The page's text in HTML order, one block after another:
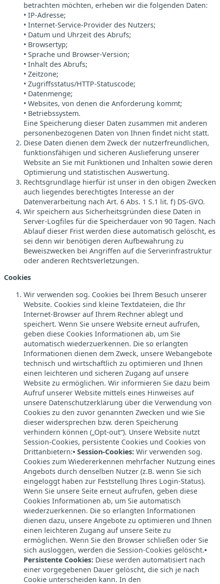
betrachten möchten, erheben wir die folgenden Daten:
• IP-Adresse;
• Internet-Service-Provider des Nutzers;
• Datum und Uhrzeit des Abrufs;
• Browsertyp;
• Sprache und Browser-Version;
• Inhalt des Abrufs;
• Zeitzone;
• Zugriffsstatus/HTTP-Statuscode;
• Datenmenge;
• Websites, von denen die Anforderung kommt;
• Betriebssystem.
Eine Speicherung dieser Daten zusammen mit anderen
personenbezogenen Daten von Ihnen findet nicht statt.
Diese Daten dienen dem Zweck der nutzerfreundlichen,
funktionsfähigen und sicheren Auslieferung unserer
Website an Sie mit Funktionen und Inhalten sowie deren
Optimierung und statistischen Auswertung.
Rechtsgrundlage hierfür ist unser in den obigen Zwecken
auch liegendes berechtigtes Interesse an der
Datenverarbeitung nach Art. 6 Abs. 1 S.1 lit. f) DS-GVO.
Wir speichern aus Sicherheitsgründen diese Daten in
Server-Logfiles für die Speicherdauer von 90 Tagen. Nach
Ablauf dieser Frist werden diese automatisch gelöscht, es
sei denn wir benötigen deren Aufbewahrung zu
Beweiszwecken bei Angriffen auf die Serverinfrastruktur
oder anderen Rechtsverletzungen.
Cookies
Wir verwenden sog. Cookies bei Ihrem Besuch unserer
Website. Cookies sind kleine Textdateien, die Ihr
Internet-Browser auf Ihrem Rechner ablegt und
speichert. Wenn Sie unsere Website erneut aufrufen,
geben diese Cookies Informationen ab, um Sie
automatisch wiederzuerkennen. Die so erlangten
Informationen dienen dem Zweck, unsere Webangebote
technisch und wirtschaftlich zu optimieren und Ihnen
einen leichteren und sicheren Zugang auf unsere
Website zu ermöglichen. Wir informieren Sie dazu beim
Aufruf unserer Website mittels eines Hinweises auf
unsere Datenschutzerklärung über die Verwendung von
Cookies zu den zuvor genannten Zwecken und wie Sie
dieser widersprechen bzw. deren Speicherung
verhindern können („Opt-out“). Unsere Website nutzt
Session-Cookies, persistente Cookies und Cookies von
Drittanbietern:• Session-Cookies: Wir verwenden sog.
Cookies zum Wiedererkennen mehrfacher Nutzung eines
Angebots durch denselben Nutzer (z.B. wenn Sie sich
eingeloggt haben zur Feststellung Ihres Login-Status).
Wenn Sie unsere Seite erneut aufrufen, geben diese
Cookies Informationen ab, um Sie automatisch
wiederzuerkennen. Die so erlangten Informationen
dienen dazu, unsere Angebote zu optimieren und Ihnen
einen leichteren Zugang auf unsere Seite zu
ermöglichen. Wenn Sie den Browser schließen oder Sie
sich ausloggen, werden die Session-Cookies gelöscht.•
Persistente Cookies: Diese werden automatisiert nach
einer vorgegebenen Dauer gelöscht, die sich je nach
Cookie unterscheiden kann. In den